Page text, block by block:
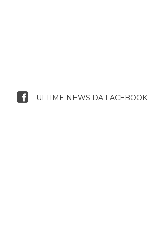
ULTIME NEWS DA FACEBOOK